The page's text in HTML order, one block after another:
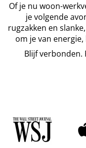
Of je nu woon-
je volgende
rugzakken en
om je van
Blijf verbonden.